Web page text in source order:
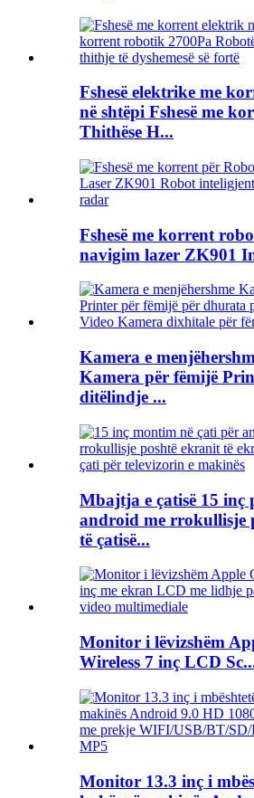
Fshesë elektrike me
në shtëpi Fshesë me
Thithëse H...
Fshesë me korrent
navigim lazer ZK901
Kamera e
Kamera për fëmijë
ditëlindje ...
Mbajtja e çatisë 15 inç
android me rrokullisje
të çatisë...
Monitor i lëvizshëm
Wireless 7 inç LCD
Monitor 13.3 inç i